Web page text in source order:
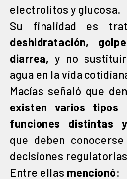
electrolitos y glucosa.
Su finalidad es
deshidratación,
diarrea, y no
agua en la vida
Macías señaló que
existen varios tipos
funciones distintas
que deben
decisiones
Entre ellas mencionó: